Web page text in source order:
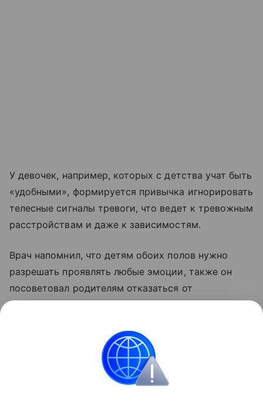
У девочек, например, которых с детства учат быть
«удобными», формируется привычка игнорировать
телесные сигналы тревоги, что ведет к тревожным
расстройствам и даже к зависимостям.
Врач напомнил, что детям обоих полов нужно
разрешать проявлять любые эмоции, также он
посоветовал родителям отказаться от
навешивания ярлыков, в том числе гендерных,